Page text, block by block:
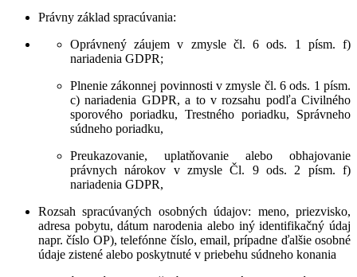
Právny základ spracúvania:
Oprávnený záujem v zmysle čl. 6 ods. 1 písm. f)
nariadenia GDPR;
Plnenie zákonnej povinnosti v zmysle čl. 6 ods. 1 písm.
c) nariadenia GDPR, a to v rozsahu podľa Civilného
sporového poriadku, Trestného poriadku, Správneho
súdneho poriadku,
Preukazovanie, uplatňovanie alebo obhajovanie
právnych nárokov v zmysle Čl. 9 ods. 2 písm. f)
nariadenia GDPR,
Rozsah spracúvaných osobných údajov: meno, priezvisko,
adresa pobytu, dátum narodenia alebo iný identifikačný údaj
napr. číslo OP), telefónne číslo, email, prípadne ďalšie osobné
údaje zistené alebo poskytnuté v priebehu súdneho konania